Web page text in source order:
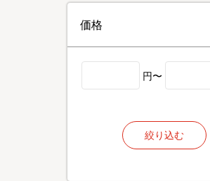
価格
円〜
絞り込む